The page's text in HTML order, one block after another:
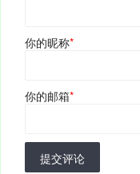
你的昵称*
你的邮箱*
提交评论